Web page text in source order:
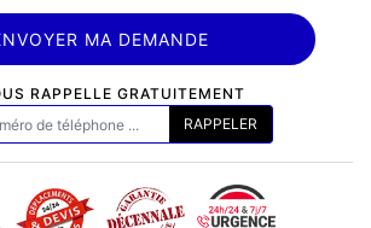
RAPPELLE GRATUITEMENT